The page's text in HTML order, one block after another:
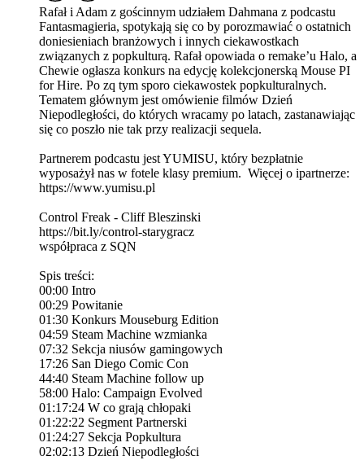
Rafał i Adam z gościnnym udziałem Dahmana z podcastu
Fantasmagieria, spotykają się co by porozmawiać o ostatnich
doniesieniach branżowych i innych ciekawostkach
związanych z popkulturą. Rafał opowiada o remake’u Halo, a
Chewie ogłasza konkurs na edycję kolekcjonerską Mouse PI
for Hire. Po zq tym sporo ciekawostek popkulturalnych.
Tematem głównym jest omówienie filmów Dzień
Niepodległości, do których wracamy po latach, zastanawiając
się co poszło nie tak przy realizacji sequela.
Partnerem podcastu jest YUMISU, który bezpłatnie
wyposażył nas w fotele klasy premium. Więcej o ipartnerze:
https://www.yumisu.pl
Control Freak - Cliff Bleszinski
https://bit.ly/control-starygracz
współpraca z SQN
Spis treści:
00:00 Intro
00:29 Powitanie
01:30 Konkurs Mouseburg Edition
04:59 Steam Machine wzmianka
07:32 Sekcja niusów gamingowych
17:26 San Diego Comic Con
44:40 Steam Machine follow up
58:00 Halo: Campaign Evolved
01:17:24 W co grają chłopaki
01:22:22 Segment Partnerski
01:24:27 Sekcja Popkultura
02:02:13 Dzień Niepodległości